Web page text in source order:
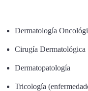
Dermatología
Cirugía Dermatológica
Dermatopatología
Tricología